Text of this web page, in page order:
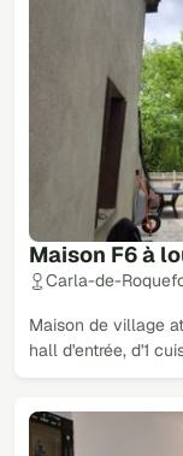
Maison F6 à
Carla-de-
Maison de village
hall d'entrée, d'1